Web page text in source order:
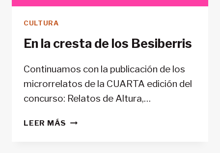
CULTURA
En la cresta de los Besiberris
Continuamos con la publicación de los
microrrelatos de la CUARTA edición del
concurso: Relatos de Altura,…
LEER MÁS EN